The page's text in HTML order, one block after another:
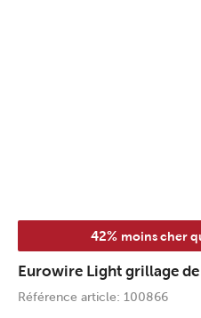
42% moins cher
Eurowire Light grillage
Référence article: 100866